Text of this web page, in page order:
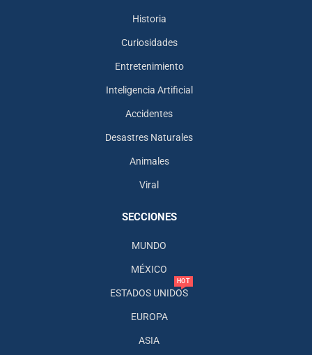
Historia
Curiosidades
Entretenimiento
Inteligencia Artificial
Accidentes
Desastres Naturales
Animales
Viral
SECCIONES
MUNDO
MÉXICO
ESTADOS UNIDOS
HOT
EUROPA
ASIA